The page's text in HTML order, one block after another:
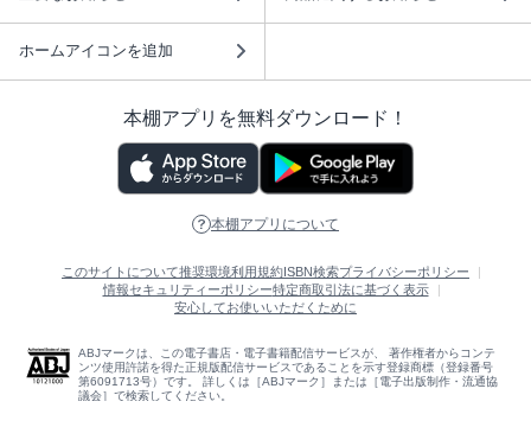
ホームアイコンを追加
本棚アプリを無料ダウンロード！
本棚アプリについて
このサイトについて推奨環境利用規約ISBN検索プライバシーポリシー
情報セキュリティーポリシー特定商取引法に基づく表示
安心してお使いいただくために
ABJマークは、この電子書店・電子書籍配信サービスが、 著作権者からコンテ
ンツ使用許諾を得た正規版配信サービスであることを示す登録商標（登録番号
第6091713号）です。 詳しくは［ABJマーク］または［電子出版制作・流通協
議会］で検索してください。